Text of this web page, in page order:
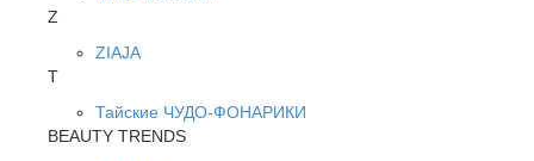
Z
ZIAJA
Т
Тайские ЧУДО-ФОНАРИКИ
BEAUTY TRENDS